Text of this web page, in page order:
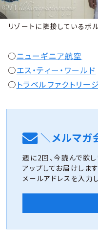
リゾートに隣接しているボ
○ニューギニア航空
○エス・ティー・ワールド
○ トラベルファクトリー
＼メルマガ
週に2回、今読んで欲
アップしてお届けしま
メールアドレスを入